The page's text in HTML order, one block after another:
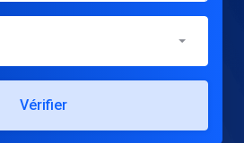
Vérifier